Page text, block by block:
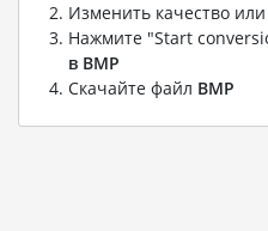
Изменить качество
Нажмите "Start
в BMP
Скачайте файл BMP